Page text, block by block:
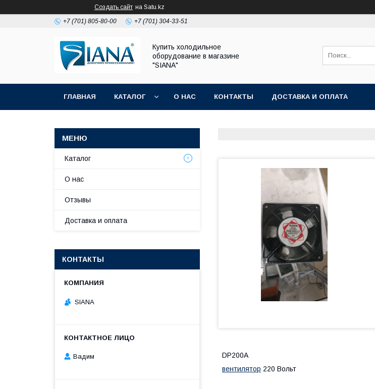
Создать сайт на Satu.kz
+7 (701) 805-80-00 +7 (701) 304-33-51
Купить холодильное
оборудование в магазине
"SIANA"
ГЛАВНАЯ КАТАЛОГ О НАС КОНТАКТЫ ДОСТАВКА И ОПЛАТА
DP200A
вентилятор 220 Вольт
Каталог
О нас
Отзывы
Доставка и оплата
КОНТАКТЫ
SIANA
Вадим